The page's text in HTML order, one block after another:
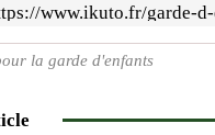
www.ikuto.fr/garde-
la garde d'enfants